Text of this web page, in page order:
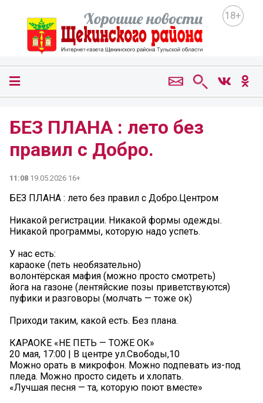
18+
БЕЗ ПЛАНА : лето без
правил с Добро.
11:08 19.05.2026 16+
БЕЗ ПЛАНА : лето без правил с Добро.Центром
Никакой регистрации. Никакой формы одежды.
Никакой программы, которую надо успеть.
У нас есть:
караоке (петь необязательно)
волонтёрская мафия (можно просто смотреть)
йога на газоне (лентяйские позы приветствуются)
пуфики и разговоры (молчать — тоже ок)
Приходи таким, какой есть. Без плана.
КАРАОКЕ «НЕ ПЕТЬ — ТОЖЕ ОК»
20 мая, 17:00 | В центре ул.Свободы,10
Можно орать в микрофон. Можно подпевать из-под
пледа. Можно просто сидеть и хлопать.
«Лучшая песня — та, которую поют вместе»